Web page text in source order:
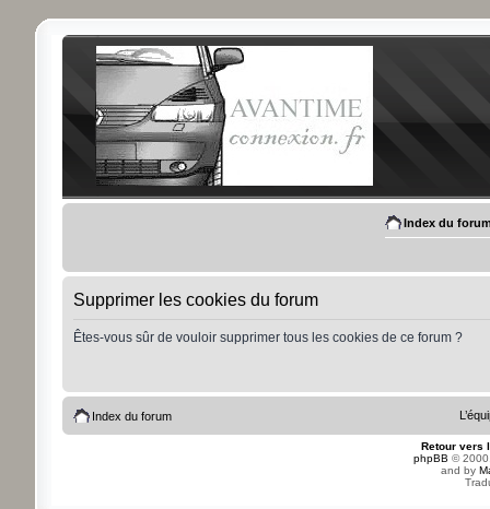
Index du
Supprimer les cookies du forum
Êtes-vous sûr de vouloir supprimer tous les cookies de ce forum ?
Index du forum
Retour vers
phpBB ©
and by